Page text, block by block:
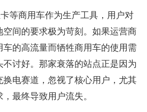
商用车作为生产工具，用户对
空间的要求极为苛刻。如果运营商
车的高流量而牺牲商用车的使用需
不讨好。那家衰落的站点正是因为
换电赛道，忽视了核心用户，尤其
最终导致用户流失。